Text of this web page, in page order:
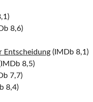
8,6)
Entscheidung (IMDb 8,1)
8,5)
7,7)
8,4)